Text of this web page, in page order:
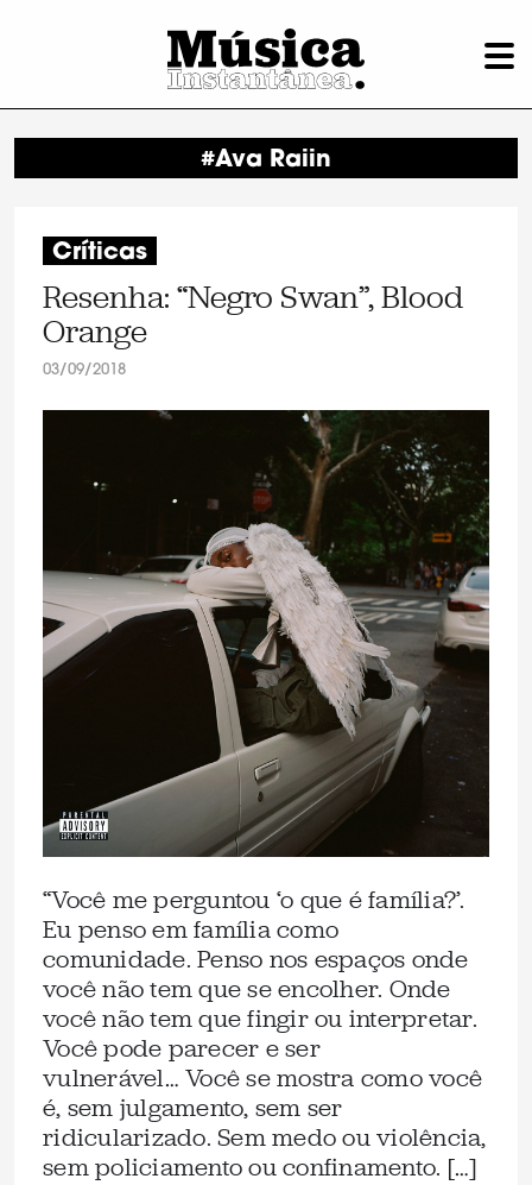
#Ava Raiin
Críticas
Resenha: “Negro Swan”, Blood
Orange
03/09/2018
“Você me perguntou ‘o que é família?’.
Eu penso em família como
comunidade. Penso nos espaços onde
você não tem que se encolher. Onde
você não tem que fingir ou interpretar.
Você pode parecer e ser
vulnerável… Você se mostra como você
é, sem julgamento, sem ser
ridicularizado. Sem medo ou violência,
sem policiamento ou confinamento. […]